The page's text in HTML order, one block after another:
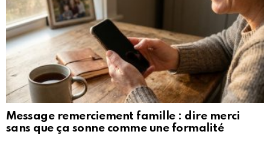
Message remerciement famille : dire merci
sans que ça sonne comme une formalité